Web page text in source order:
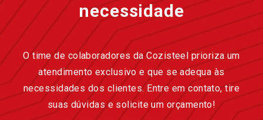
necessidade
O time de colaboradores da Cozisteel prioriza um
atendimento exclusivo e que se adequa às
necessidades dos clientes. Entre em contato, tire
suas dúvidas e solicite um orçamento!